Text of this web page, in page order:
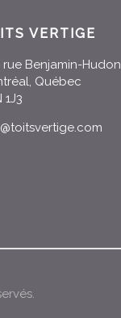
VERTIGE
rue Benjamin-Hudon
Québec
1J3